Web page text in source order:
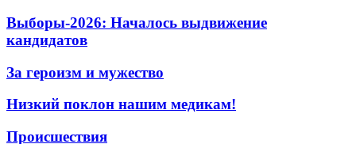
Выборы-2026: Началось выдвижение
кандидатов
За героизм и мужество
Низкий поклон нашим медикам!
Происшествия